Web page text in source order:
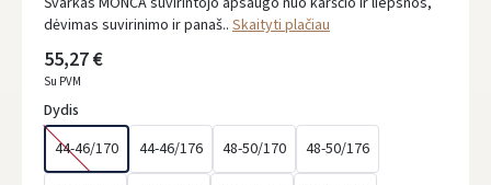
dėvimas suvirinimo ir panaš.. Skaityti plačiau
55,27 €
Su PVM
Dydis
44-46/170
44-46/176 48-50/170 48-50/176